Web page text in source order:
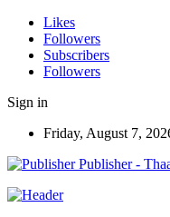
Likes
Followers
Subscribers
Followers
Sign in
Friday, August 7,
Publisher -